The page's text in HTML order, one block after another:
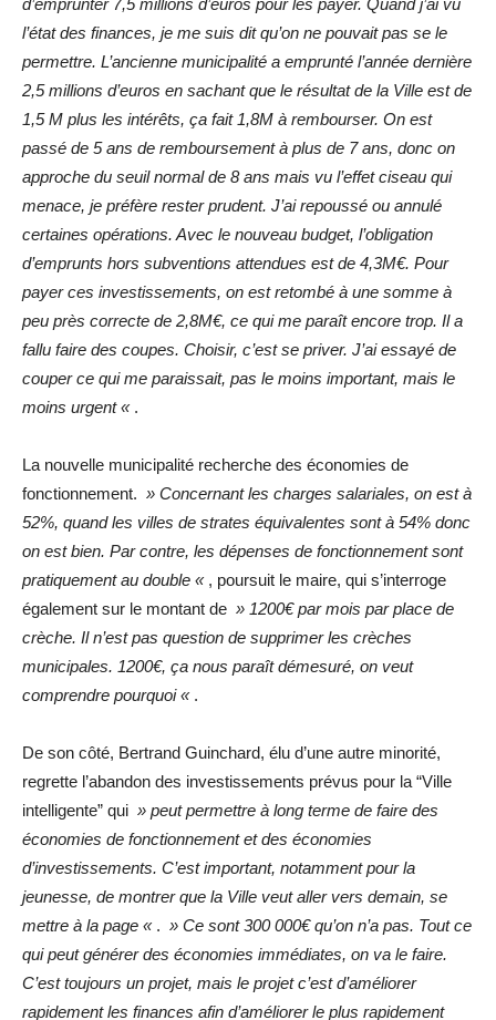
d’emprunter 7,5 millions d’euros pour les payer. Quand j’ai vu
l’état des finances, je me suis dit qu’on ne pouvait pas se le
permettre. L’ancienne municipalité a emprunté l’année dernière
2,5 millions d’euros en sachant que le résultat de la Ville est de
1,5 M plus les intérêts, ça fait 1,8M à rembourser. On est
passé de 5 ans de remboursement à plus de 7 ans, donc on
approche du seuil normal de 8 ans mais vu l’effet ciseau qui
menace, je préfère rester prudent. J’ai repoussé ou annulé
certaines opérations. Avec le nouveau budget, l’obligation
d’emprunts hors subventions attendues est de 4,3M€. Pour
payer ces investissements, on est retombé à une somme à
peu près correcte de 2,8M€, ce qui me paraît encore trop. Il a
fallu faire des coupes. Choisir, c’est se priver. J’ai essayé de
couper ce qui me paraissait, pas le moins important, mais le
moins urgent « .
La nouvelle municipalité recherche des économies de
fonctionnement. » Concernant les charges salariales, on est à
52%, quand les villes de strates équivalentes sont à 54% donc
on est bien. Par contre, les dépenses de fonctionnement sont
pratiquement au double « , poursuit le maire, qui s’interroge
également sur le montant de » 1200€ par mois par place de
crèche. Il n’est pas question de supprimer les crèches
municipales. 1200€, ça nous paraît démesuré, on veut
comprendre pourquoi « .
De son côté, Bertrand Guinchard, élu d’une autre minorité,
regrette l’abandon des investissements prévus pour la “Ville
intelligente” qui » peut permettre à long terme de faire des
économies de fonctionnement et des économies
d’investissements. C’est important, notamment pour la
jeunesse, de montrer que la Ville veut aller vers demain, se
mettre à la page « . » Ce sont 300 000€ qu’on n’a pas. Tout ce
qui peut générer des économies immédiates, on va le faire.
C’est toujours un projet, mais le projet c’est d’améliorer
rapidement les finances afin d’améliorer le plus rapidement